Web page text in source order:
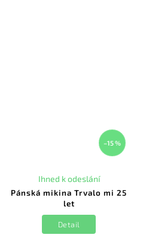
–15 %
Pánská mikina Trvalo mi 25
let
Ihned k odeslání
Detail